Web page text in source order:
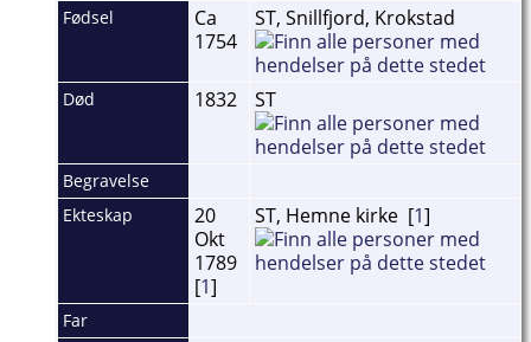
Fødsel
Ca
1754
ST, Snillfjord, Krokstad
Død 1832 ST
Begravelse
Ekteskap
20
Okt
1789
[1]
ST, Hemne kirke [1]
Far